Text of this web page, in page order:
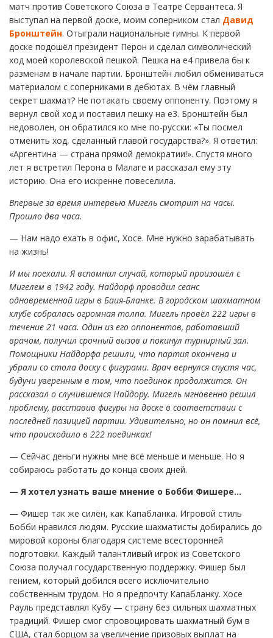
матч против Советского Союза в Театре Сервантеса. Я
выступал на первой доске, моим соперником стал Давид
Бронштейн. Отыграли национальные гимны. К первой
доске подошёл президент Перон и сделал символический
ход моей королевской пешкой. Пешка на e4 привела бы к
разменам в начале партии. Бронштейн любил обмениваться
материалом с соперниками в дебютах. В чём главный
секрет шахмат? Не потакать своему оппоненту. Поэтому я
вернул свой ход и поставил пешку на e3. Бронштейн был
недоволен, он обратился ко мне по-русски: «Ты посмел
отменить ход, сделанный главой государства?». Я ответил:
«Аргентина — страна прямой демократии!». Спустя много
лет я встретил Перона в Малаге и рассказал ему эту
историю. Она его искренне повеселила.
Впервые за время интервью Мигель смотрит на часы.
Прошло два часа.
— Нам надо ехать в офис, Хосе. Мне нужно зарабатывать
на жизнь!
И мы поехали. Я вспомнил случай, который произошёл с
Мигелем в 1942 году. Найдорф проводил сеанс
одновременной игры в Баия-Бланке. В городском шахматном
клубе собралась огромная толпа. Мигель провёл 222 игры в
течение 21 часа. Один из его оппонентов, работавший
врачом, получил срочный вызов и покинул турнирный зал.
Помощники Найдорфа решили, что партия окончена и
убрали со стола доску с фигурами. Врач вернулся спустя час,
будучи уверенным в том, что поединок продолжится. Он
рассказал о случившемся Найдору. Мигель мгновенно решил
проблему, расставив фигуры на доске в соответствии с
последней позицией партии. Удивительно, но он помнил всё,
что происходило в 222 поединках!
— Сейчас деньги нужны мне всё меньше и меньше. Но я
собираюсь работать до конца своих дней.
— Я хотел узнать ваше мнение о Бобби Фишере…
— Фишер так же силён, как Капабланка. Игровой стиль
Бобби нравился людям. Русские шахматисты добирались до
мировой короны благодаря системе всесторонней
подготовки. Каждый талантливый игрок из Советского
Союза получал государственную поддержку. Фишер был
гением, который добился всего исключительно
собственным трудом. Но я предпочту Капабланку. Хосе
Рауль представлял Кубу — страну без сильных шахматных
традиций. Фишер смог спровоцировать шахматный бум в
США, стал борцом за увеличение призовых выплат на